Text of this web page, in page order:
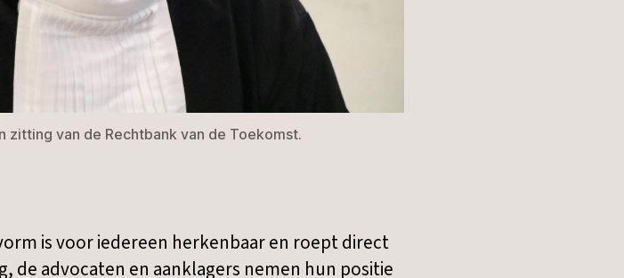
zitting van de Rechtbank van de Toekomst.
is voor iedereen herkenbaar en roept direct
advocaten en aanklagers nemen hun positie